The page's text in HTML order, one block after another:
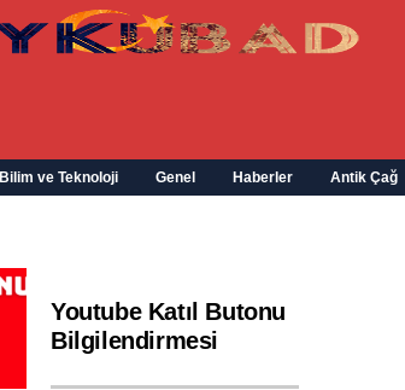
Bilim ve Teknoloji Genel Haberler Antik Çağ
Youtube Katıl Butonu
Bilgilendirmesi